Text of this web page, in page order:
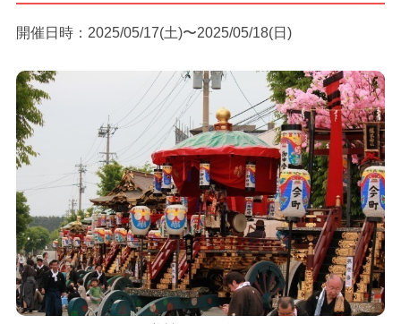
開催日時：2025/05/17(土)〜2025/05/18(日)